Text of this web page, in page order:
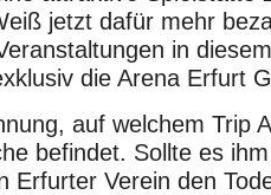
jetzt dafür mehr
in
die Arena Erfurt
auf welchem Trip
befindet. Sollte es
Erfurter Verein den